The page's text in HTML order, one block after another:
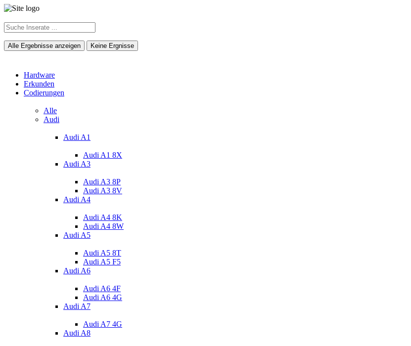
Alle Ergebnisse anzeigen Keine Ergnisse
Hardware
Erkunden
Codierungen
Alle
Audi
Audi A1
Audi A1 8X
Audi A3
Audi A3 8P
Audi A3 8V
Audi A4
Audi A4 8K
Audi A4 8W
Audi A5
Audi A5 8T
Audi A5 F5
Audi A6
Audi A6 4F
Audi A6 4G
Audi A7
Audi A7 4G
Audi A8